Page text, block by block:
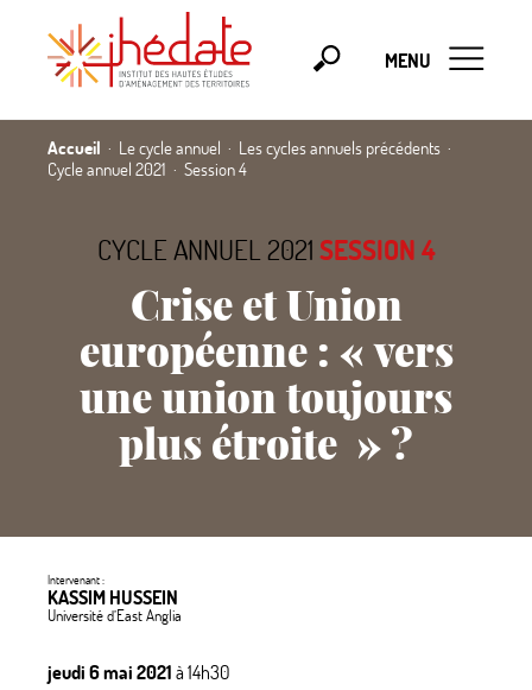
MENU
Accueil Le cycle annuel
Les cycles annuels précédents
Cycle annuel 2021
Session 4
CYCLE ANNUEL 2021 SESSION 4
Crise et Union
européenne : «vers
une union toujours
plus étroite »?
Intervenant :
KASSIM HUSSEIN
Université d’East Anglia
jeudi 6 mai 2021à 14h30